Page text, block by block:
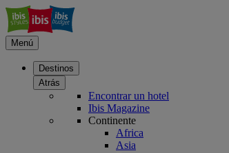
Menú
Destinos
Atrás
Encontrar un hotel
Ibis Magazine
Continente
Africa
Asia